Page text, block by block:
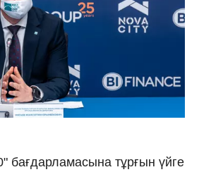
бағдарламасына тұрғын үйге